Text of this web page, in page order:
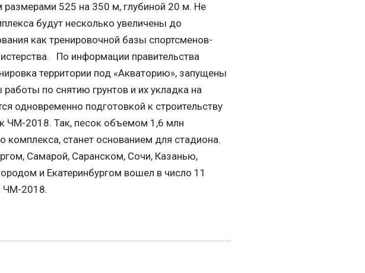
размерами 525 на 350 м, глубиной 20 м. Не
будут несколько увеличены до
как тренировочной базы спортсменов-
По информации правительства
территории под «Акваторию», запущены
по снятию грунтов и их укладка на
одновременно подготовкой к строительству
ЧМ-2018. Так, песок объемом 1,6 млн
комплекса, станет основанием для стадиона.
Самарой, Саранском, Сочи, Казанью,
и Екатеринбургом вошел в число 11
ЧМ-2018.